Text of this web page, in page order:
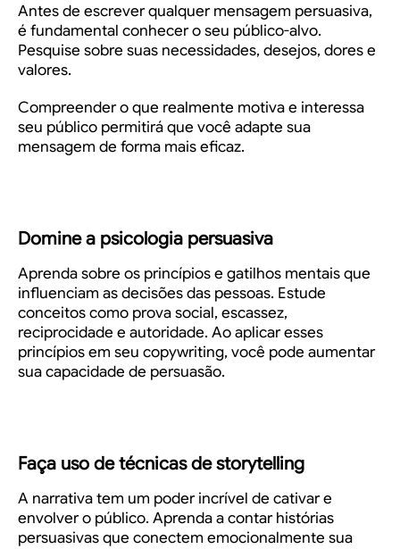
Antes de escrever qualquer mensagem persuasiva,
é fundamental conhecer o seu público-alvo.
Pesquise sobre suas necessidades, desejos, dores e
valores.
Compreender o que realmente motiva e interessa
seu público permitirá que você adapte sua
mensagem de forma mais eficaz.
Domine a psicologia persuasiva
Aprenda sobre os princípios e gatilhos mentais que
influenciam as decisões das pessoas. Estude
conceitos como prova social, escassez,
reciprocidade e autoridade. Ao aplicar esses
princípios em seu copywriting, você pode aumentar
sua capacidade de persuasão.
Faça uso de técnicas de storytelling
A narrativa tem um poder incrível de cativar e
envolver o público. Aprenda a contar histórias
persuasivas que conectem emocionalmente sua